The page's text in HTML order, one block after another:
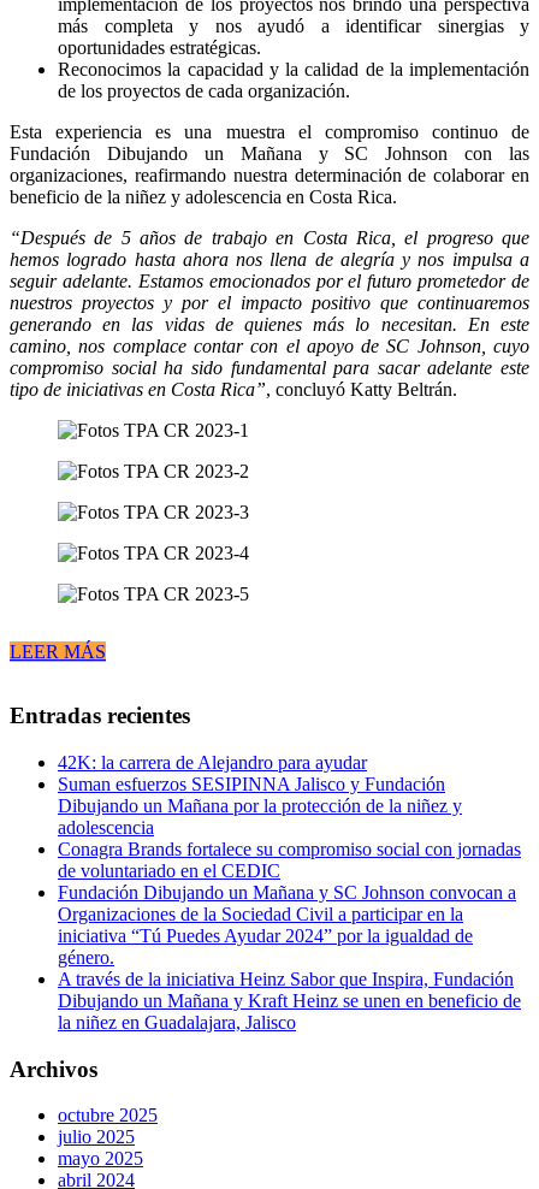
implementación de los proyectos nos brindó una perspectiva
más completa y nos ayudó a identificar sinergias y
oportunidades estratégicas.
Reconocimos la capacidad y la calidad de la implementación
de los proyectos de cada organización.
Esta experiencia es una muestra el compromiso continuo de
Fundación Dibujando un Mañana y SC Johnson con las
organizaciones, reafirmando nuestra determinación de colaborar en
beneficio de la niñez y adolescencia en Costa Rica.
“Después de 5 años de trabajo en Costa Rica, el progreso que
hemos logrado hasta ahora nos llena de alegría y nos impulsa a
seguir adelante. Estamos emocionados por el futuro prometedor de
nuestros proyectos y por el impacto positivo que continuaremos
generando en las vidas de quienes más lo necesitan. En este
camino, nos complace contar con el apoyo de SC Johnson, cuyo
compromiso social ha sido fundamental para sacar adelante este
tipo de iniciativas en Costa Rica”, concluyó Katty Beltrán.
LEER MÁS
Entradas recientes
42K: la carrera de Alejandro para ayudar
Suman esfuerzos SESIPINNA Jalisco y Fundación
Dibujando un Mañana por la protección de la niñez y
adolescencia
Conagra Brands fortalece su compromiso social con jornadas
de voluntariado en el CEDIC
Fundación Dibujando un Mañana y SC Johnson convocan a
Organizaciones de la Sociedad Civil a participar en la
iniciativa “Tú Puedes Ayudar 2024” por la igualdad de
género.
A través de la iniciativa Heinz Sabor que Inspira, Fundación
Dibujando un Mañana y Kraft Heinz se unen en beneficio de
la niñez en Guadalajara, Jalisco
Archivos
octubre 2025
julio 2025
mayo 2025
abril 2024